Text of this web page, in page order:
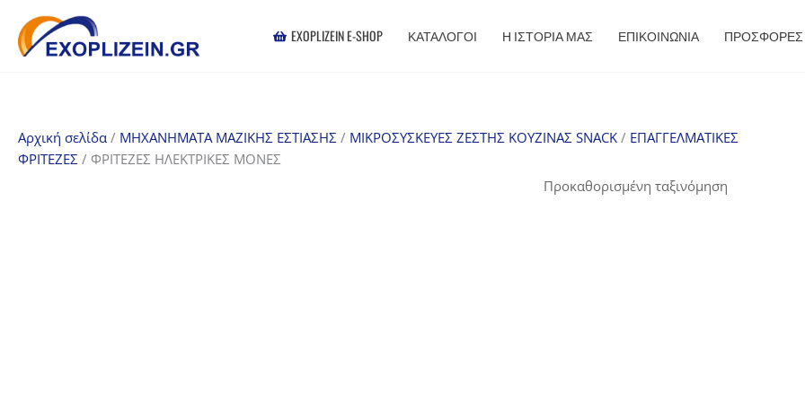
στο
περιεχόμενο
EXOPLIZEIN E-SHOP ΚΑΤΑΛΟΓΟΙ Η ΙΣΤΟΡΙΑ ΜΑΣ ΕΠΙΚΟΙΝΩΝΙΑ ΠΡΟΣΦΟΡΈΣ
Αρχική σελίδα / ΜΗΧΑΝΗΜΑΤΑ ΜΑΖΙΚΗΣ ΕΣΤΙΑΣΗΣ / ΜΙΚΡΟΣΥΣΚΕΥΕΣ ΖΕΣΤΗΣ ΚΟΥΖΙΝΑΣ SNACK / ΕΠΑΓΓΕΛΜΑΤΙΚΕΣ
ΦΡΙΤΕΖΕΣ / ΦΡΙΤΕΖΕΣ ΗΛΕΚΤΡΙΚΕΣ ΜΟΝΕΣ